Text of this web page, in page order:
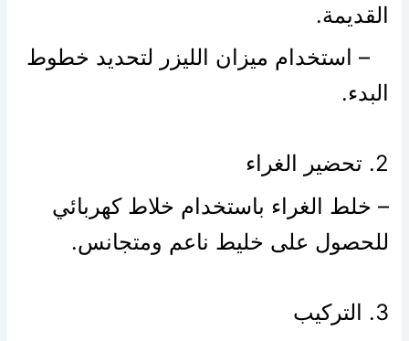
القديمة.
– استخدام ميزان الليزر لتحديد خطوط
البدء.
2. تحضير الغراء
– خلط الغراء باستخدام خلاط كهربائي
للحصول على خليط ناعم ومتجانس.
3. التركيب